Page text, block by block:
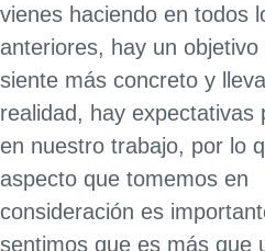
vienes haciendo en todos
anteriores, hay un objetivo
siente más concreto y
realidad, hay expectativas
en nuestro trabajo, por lo
aspecto que tomemos en
consideración es
sentimos que es más que